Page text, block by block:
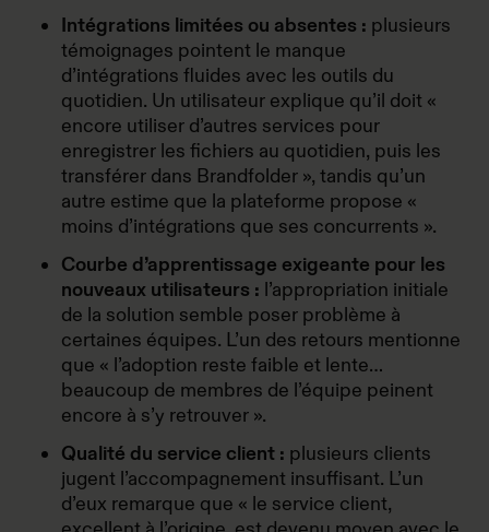
Intégrations limitées ou absentes : plusieurs
témoignages pointent le manque
d’intégrations fluides avec les outils du
quotidien. Un utilisateur explique qu’il doit «
encore utiliser d’autres services pour
enregistrer les fichiers au quotidien, puis les
transférer dans Brandfolder », tandis qu’un
autre estime que la plateforme propose «
moins d’intégrations que ses concurrents ».
Courbe d’apprentissage exigeante pour les
nouveaux utilisateurs : l’appropriation initiale
de la solution semble poser problème à
certaines équipes. L’un des retours mentionne
que « l’adoption reste faible et lente…
beaucoup de membres de l’équipe peinent
encore à s’y retrouver ».
Qualité du service client : plusieurs clients
jugent l’accompagnement insuffisant. L’un
d’eux remarque que « le service client,